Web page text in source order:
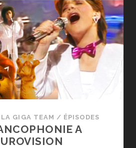
LA GIGA TEAM / ÉPISODES
A